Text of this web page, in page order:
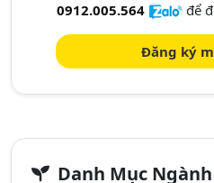
0912.005.564
để
Đăng ký
Danh Mục